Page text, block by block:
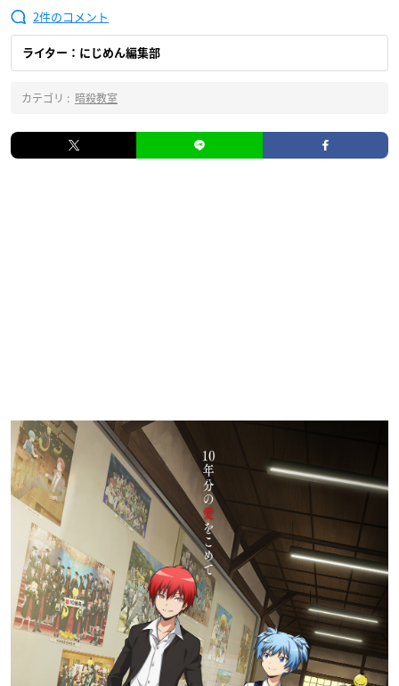
2
ライター：にじめん編集部
カテゴリ : 暗殺教室